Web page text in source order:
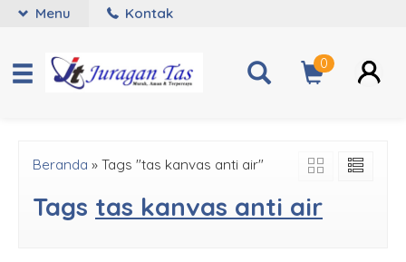
Menu Kontak
0
Beranda » Tags "tas kanvas anti air"
Tags tas kanvas anti air